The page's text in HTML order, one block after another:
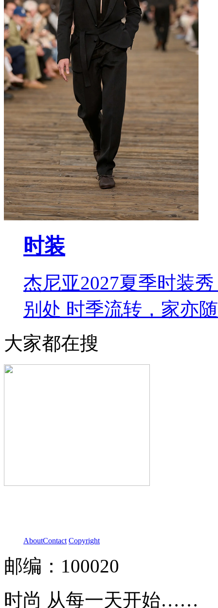
时装
杰尼亚2027夏季时装
别处 时季流转，家亦
大家都在搜
AboutContact Copyright
邮编：100020
时尚 从每一天开始……